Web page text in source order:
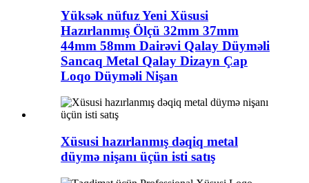
Yüksək nüfuz Yeni Xüsusi
Hazırlanmış Ölçü 32mm 37mm
44mm 58mm Dairəvi Qalay Düyməli
Sancaq Metal Qalay Dizayn Çap
Loqo Düyməli Nişan
Xüsusi hazırlanmış dəqiq metal
düymə nişanı üçün isti satış